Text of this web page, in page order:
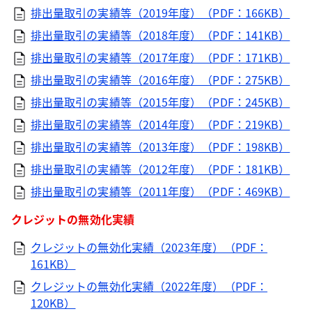
排出量取引の実績等（2019年度）（PDF：166KB）
排出量取引の実績等（2018年度）（PDF：141KB）
排出量取引の実績等（2017年度）（PDF：171KB）
排出量取引の実績等（2016年度）（PDF：275KB）
排出量取引の実績等（2015年度）（PDF：245KB）
排出量取引の実績等（2014年度）（PDF：219KB）
排出量取引の実績等（2013年度）（PDF：198KB）
排出量取引の実績等（2012年度）（PDF：181KB）
排出量取引の実績等（2011年度）（PDF：469KB）
クレジットの無効化実績
クレジットの無効化実績（2023年度）（PDF：
161KB）
クレジットの無効化実績（2022年度）（PDF：
120KB）